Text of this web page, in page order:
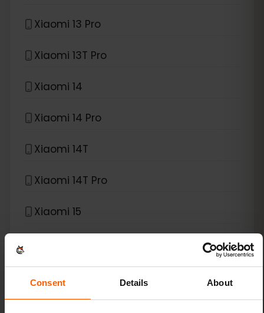
Consent Details About
Xiaomi 13 Pro
Xiaomi 13T Pro
Xiaomi 14
Xiaomi 14 Pro
Xiaomi 14T
Xiaomi 14T Pro
Xiaomi 15